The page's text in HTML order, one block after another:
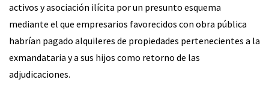
activos y asociación ilícita por un presunto esquema
mediante el que empresarios favorecidos con obra pública
habrían pagado alquileres de propiedades pertenecientes a la
exmandataria y a sus hijos como retorno de las
adjudicaciones.